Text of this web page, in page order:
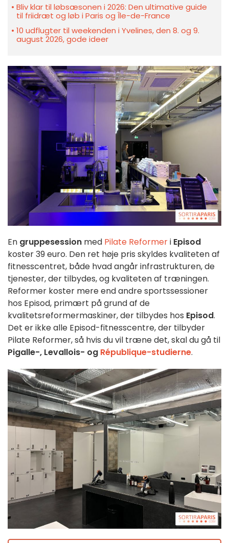
Bliv klar til løbsæsonen i 2026: Den ultimative guide
til friidræt og løb i Paris og Île-de-France
10 udflugter til weekenden i Yvelines, den 8. og 9.
august 2026, gode ideer
En gruppesession med Pilate Reformeri Episod
koster 39 euro. Den ret høje pris skyldes kvaliteten af
fitnesscentret, både hvad angår infrastrukturen, de
tjenester, der tilbydes, og kvaliteten af træningen.
Reformer koster mere end andre sportssessioner
hos Episod, primært på grund af de
kvalitetsreformermaskiner, der tilbydes hos Episod.
Det er ikke alle Episod-fitnesscentre, der tilbyder
Pilate Reformer, så hvis du vil træne det, skal du gå til
Pigalle-, Levallois- og République-studierne.